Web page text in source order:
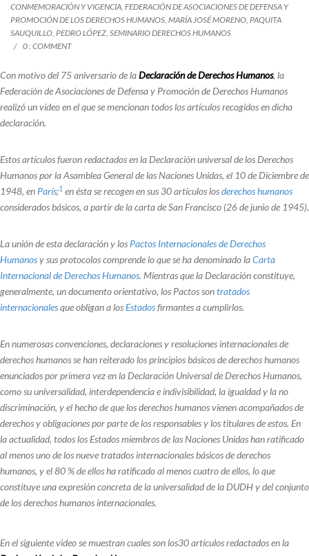
CONMEMORACIÓN Y VIGENCIA, FEDERACIÓN DE ASOCIACIONES DE DEFENSA Y
PROMOCIÓN DE LOS DERECHOS HUMANOS, MARÍA JOSÉ MORENO, PAQUITA
SAUQUILLO, PEDRO LÓPEZ, SEMINARIO DERECHOS HUMANOS
0 : COMMENT
Con motivo del 75 aniversario de laDeclaración de Derechos Humanos, la
Federación de Asociaciones de Defensa y Promoción de Derechos Humanos
realizó un video en el que se mencionan todos los artículos recogidos en dicha
declaración.
Estos artículos fueron redactados en la Declaración universal de los Derechos
Humanos por la Asamblea General de las Naciones Unidas, el 10 de Diciembre de
1948, en París;1 ​ en ésta se recogen en sus 30 artículos losderechos humanos
considerados básicos, a partir de la carta de San Francisco (26 de junio de 1945).
La unión de esta declaración y los Pactos Internacionales de Derechos
Humanosy sus protocolos comprende lo que se ha denominado laCarta
Internacional de Derechos Humanos. Mientras que la Declaración constituye,
generalmente, un documento orientativo, los Pactos sontratados
internacionalesque obligan a losEstadosfirmantes a cumplirlos.
En numerosas convenciones, declaraciones y resoluciones internacionales de
derechos humanos se han reiterado los principios básicos de derechos humanos
enunciados por primera vez en la Declaración Universal de Derechos Humanos,
como su universalidad, interdependencia e indivisibilidad, la igualdad y la no
discriminación, y el hecho de que los derechos humanos vienen acompañados de
derechos y obligaciones por parte de los responsables y los titulares de estos. En
la actualidad, todos los Estados miembros de las Naciones Unidas han ratificado
al menos uno de los nueve tratados internacionales básicos de derechos
humanos, y el 80 % de ellos ha ratificado al menos cuatro de ellos, lo que
constituye una expresión concreta de la universalidad de la DUDH y del conjunto
de los derechos humanos internacionales.
En el siguiente video se muestran cuales son los30 artículos redactados en la